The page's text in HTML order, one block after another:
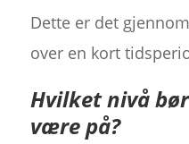
Dette er det
over en kort
Hvilket nivå
være på?